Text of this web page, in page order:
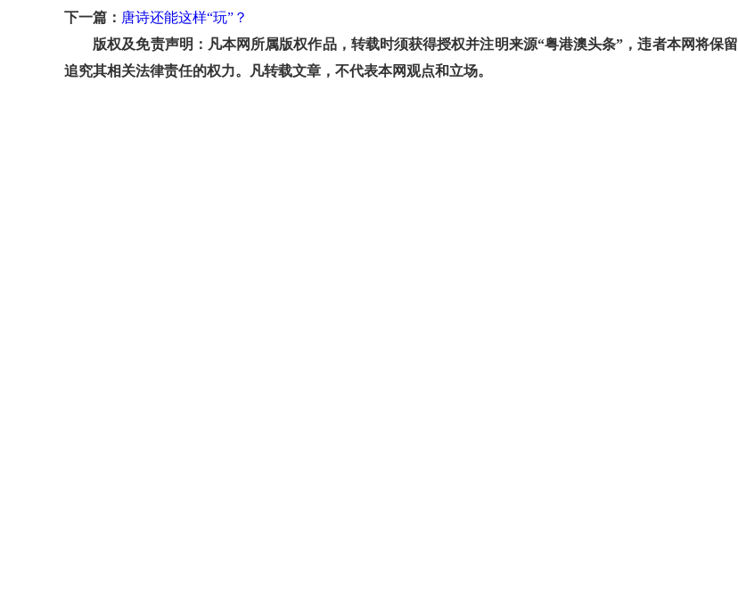
下一篇： 唐诗还能这样“玩”？
版权及免责声明：凡本网所属版权作品，转载时须获得授权并注明来源“粤港澳头条”，违者本网将保留
追究其相关法律责任的权力。凡转载文章，不代表本网观点和立场。